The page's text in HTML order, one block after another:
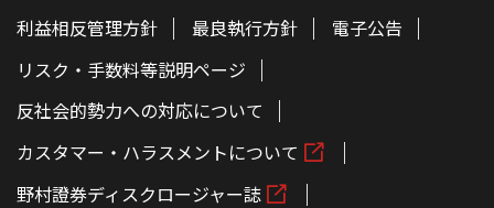
利益相反管理方針
最良執行方針
電子公告
リスク・手数料等説明ページ
反社会的勢力への対応について
カスタマー・ハラスメントについて
野村證券ディスクロージャー誌